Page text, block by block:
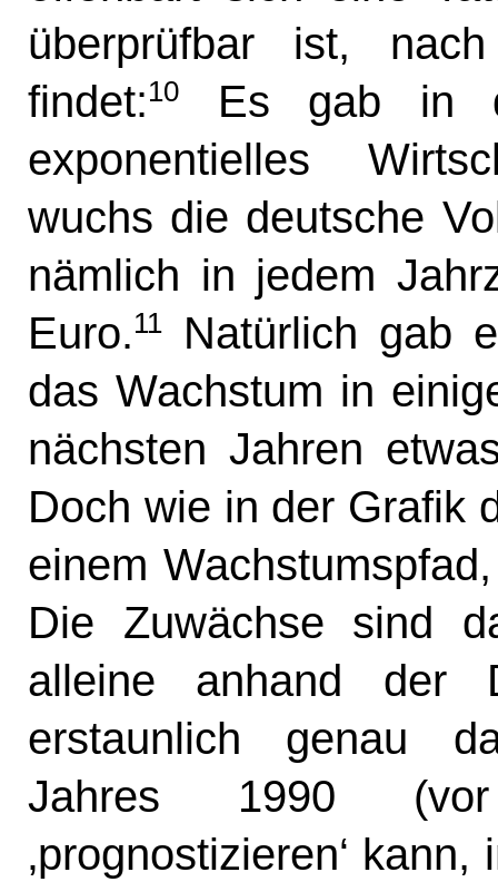
überprüfbar ist,
findet:10
Es gab in
exponentielles
wuchs die deutsche
nämlich in jedem
Euro.11
Natürlich gab
das Wachstum in
nächsten Jahren
Doch wie in der Grafik
einem
Die Zuwächse sind
alleine anhand der
erstaunlich genau
Jahres 1990 (vor
‚prognostizieren‘